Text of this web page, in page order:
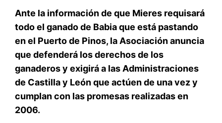
Ante la información de que Mieres requisará
todo el ganado de Babia que está pastando
en el Puerto de Pinos, la Asociación anuncia
que defenderá los derechos de los
ganaderos y exigirá a las Administraciones
de Castilla y León que actúen de una vez y
cumplan con las promesas realizadas en
2006.